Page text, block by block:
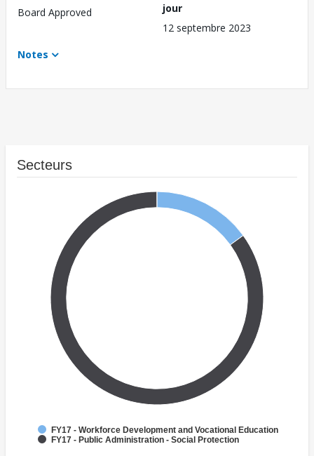
Board Approved
jour
12 septembre 2023
Notes
Secteurs
FY17 - Workforce Development and Vocational Education
FY17 - Public Administration - Social Protection